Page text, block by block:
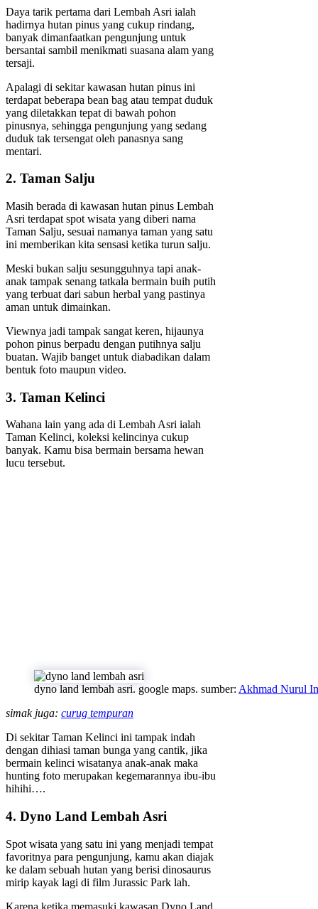
Daya tarik pertama dari Lembah Asri ialah
hadirnya hutan pinus yang cukup rindang,
banyak dimanfaatkan pengunjung untuk
bersantai sambil menikmati suasana alam yang
tersaji.
Apalagi di sekitar kawasan hutan pinus ini
terdapat beberapa bean bag atau tempat duduk
yang diletakkan tepat di bawah pohon
pinusnya, sehingga pengunjung yang sedang
duduk tak tersengat oleh panasnya sang
mentari.
2. Taman Salju
Masih berada di kawasan hutan pinus Lembah
Asri terdapat spot wisata yang diberi nama
Taman Salju, sesuai namanya taman yang satu
ini memberikan kita sensasi ketika turun salju.
Meski bukan salju sesungguhnya tapi anak-
anak tampak senang tatkala bermain buih putih
yang terbuat dari sabun herbal yang pastinya
aman untuk dimainkan.
Viewnya jadi tampak sangat keren, hijaunya
pohon pinus berpadu dengan putihnya salju
buatan. Wajib banget untuk diabadikan dalam
bentuk foto maupun video.
3. Taman Kelinci
Wahana lain yang ada di Lembah Asri ialah
Taman Kelinci, koleksi kelincinya cukup
banyak. Kamu bisa bermain bersama hewan
lucu tersebut.
dyno land lembah asri. google maps. sumber: Akhmad Nurul
simak juga: curug tempuran
Di sekitar Taman Kelinci ini tampak indah
dengan dihiasi taman bunga yang cantik, jika
bermain kelinci wisatanya anak-anak maka
hunting foto merupakan kegemarannya ibu-ibu
hihihi….
4. Dyno Land Lembah Asri
Spot wisata yang satu ini yang menjadi tempat
favoritnya para pengunjung, kamu akan diajak
ke dalam sebuah hutan yang berisi dinosaurus
mirip kayak lagi di film Jurassic Park lah.
Karena ketika memasuki kawasan Dyno Land